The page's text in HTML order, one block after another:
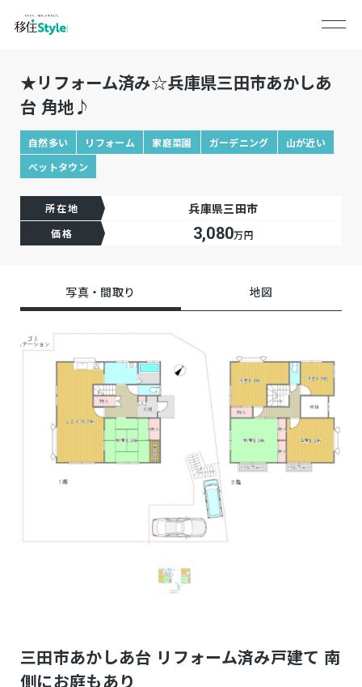
★リフォーム済み☆兵庫県三田市あかしあ
台 角地♪
自然多い リフォーム 家庭菜園 ガーデニング
山が近い
ベットタウン
所在地 兵庫県三田市
価格 3,080万円
写真・間取り 地図
三田市あかしあ台 リフォーム済み戸建て 南
側にお庭もあり